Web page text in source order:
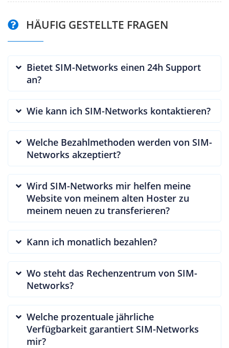
HÄUFIG GESTELLTE FRAGEN
Bietet SIM-Networks einen 24h Support
an?
Wie kann ich SIM-Networks kontaktieren?
Welche Bezahlmethoden werden von SIM-
Networks akzeptiert?
Wird SIM-Networks mir helfen meine
Website von meinem alten Hoster zu
meinem neuen zu transferieren?
Kann ich monatlich bezahlen?
Wo steht das Rechenzentrum von SIM-
Networks?
Welche prozentuale jährliche
Verfügbarkeit garantiert SIM-Networks
mir?